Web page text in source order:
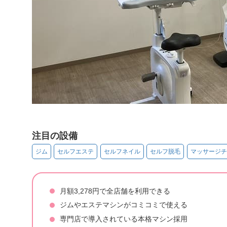
注目の設備
ジム セルフエステ セルフネイル セルフ脱毛 マッサージ
月額3,278円で全店舗を利用できる
ジムやエステマシンがコミコミで使える
専門店で導入されている本格マシン採用